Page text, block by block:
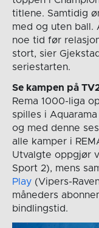
titlene. Samtidig
med og uten ball.
noe tid før
stort, sier
seriestarten.
Se kampen på
Rema 1000-liga
spilles i
og med denne
alle kamper i
Utvalgte oppgjør
Sport 2), mens
Play(Vipers-
måneders
bindlingstid.